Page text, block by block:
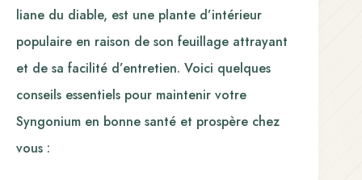
liane du diable, est une plante d’intérieur
populaire en raison de son feuillage attrayant
et de sa facilité d’entretien. Voici quelques
conseils essentiels pour maintenir votre
Syngonium en bonne santé et prospère chez
vous :